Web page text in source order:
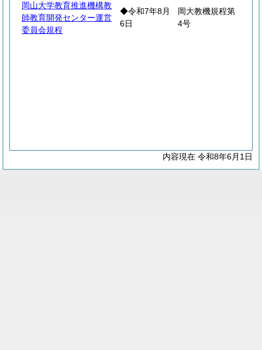
岡山大学教育推進機構教
師教育開発センター運営
委員会規程
◆令和7年8月
6日
岡大教機規程第
4号
内容現在 令和8年6月1日